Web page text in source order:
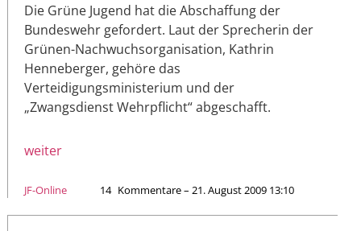
Die Grüne Jugend hat die Abschaffung der
Bundeswehr gefordert. Laut der Sprecherin der
Grünen-Nachwuchsorganisation, Kathrin
Henneberger, gehöre das
Verteidigungsministerium und der
„Zwangsdienst Wehrpflicht“ abgeschafft.
weiter
JF-Online 14 Kommentare – 21. August 2009 13:10